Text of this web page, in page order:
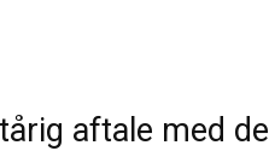
aftale med